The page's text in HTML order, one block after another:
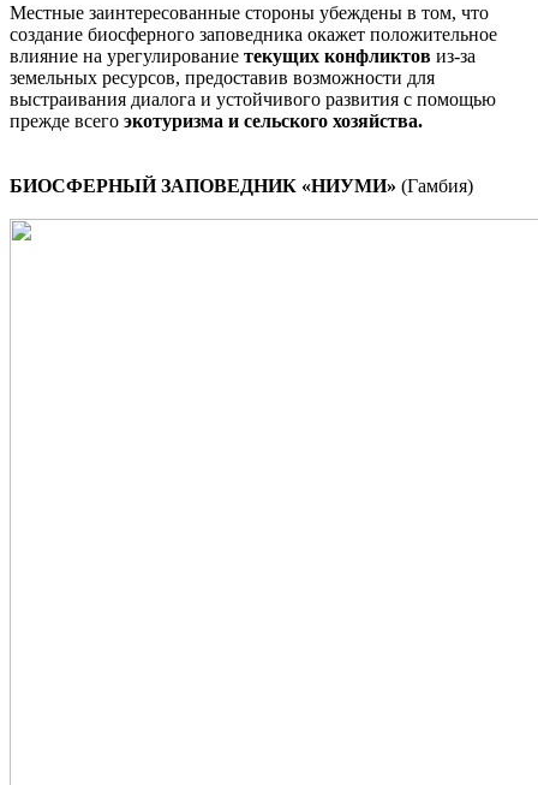
Местные заинтересованные стороны убеждены в том, что
создание биосферного заповедника окажет положительное
влияние на урегулирование текущих конфликтов из-за
земельных ресурсов, предоставив возможности для
выстраивания диалога и устойчивого развития с помощью
прежде всего экотуризма и сельского хозяйства.
БИОСФЕРНЫЙ ЗАПОВЕДНИК «НИУМИ» (Гамбия)